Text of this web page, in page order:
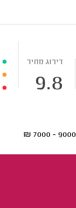
דירוג מחיר
9.8
9000 - 7000
₪